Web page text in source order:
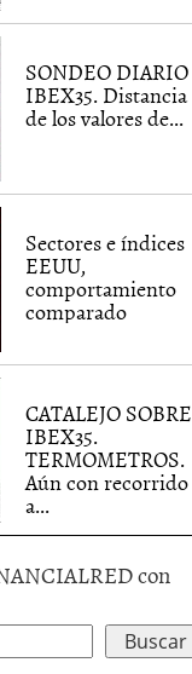
SONDEO DIARIO
IBEX35. Distancia
de los valores de...
Sectores e índices
EEUU,
comportamiento
comparado
CATALEJO SOBRE
IBEX35.
TERMOMETROS.
Aún con recorrido
a...
con